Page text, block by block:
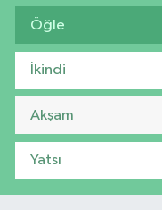
Öğle
İkindi
Akşam
Yatsı